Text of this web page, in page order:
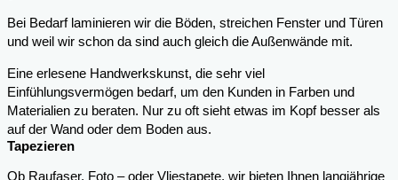
Bei Bedarf laminieren wir die Böden, streichen Fenster und Türen
und weil wir schon da sind auch gleich die Außenwände mit.
Eine erlesene Handwerkskunst, die sehr viel
Einfühlungsvermögen bedarf, um den Kunden in Farben und
Materialien zu beraten. Nur zu oft sieht etwas im Kopf besser als
auf der Wand oder dem Boden aus.
Tapezieren
Ob Raufaser, Foto – oder Vliestapete, wir bieten Ihnen langjährige